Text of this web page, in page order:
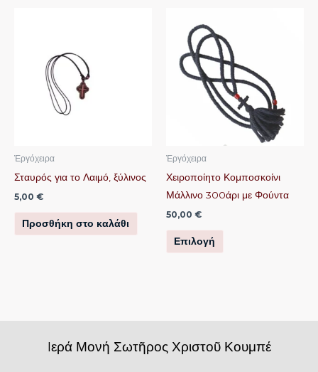
Ἐργόχειρα
Σταυρός για το Λαιμό, ξύλινος
5,00 €
Προσθήκη στο καλάθι
Ἐργόχειρα
Χειροποίητο Κομποσκοίνι
Μάλλινο 300άρι με Φούντα
50,00 €
Επιλογή
το
προϊόν
έχει
πολλαπλές
παραλλαγές.
Οι
επιλογές
να
επιλεγούν
σελίδα
Iερά Μονή Σωτῆρος Χριστοῦ Κουμπέ